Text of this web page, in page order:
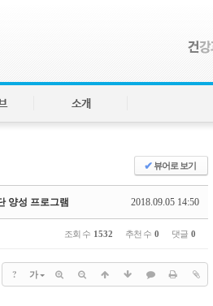
소개
✔뷰어로 보기
2018.09.05 14:50
양성 프로그램
조회 수 1532 추천 수 0 댓글 0
? 가